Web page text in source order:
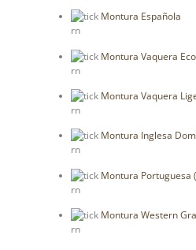
Montura Española
rn
Montura Vaquera
rn
Montura Vaquera
rn
Montura Inglesa
rn
Montura Portuguesa
rn
Montura Western
rn